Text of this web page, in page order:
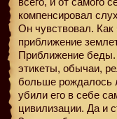
компенсировал
Он чувствовал.
приближение
Приближение
этикеты, обычаи,
больше рождалось
убили его в себе
цивилизации. Да и